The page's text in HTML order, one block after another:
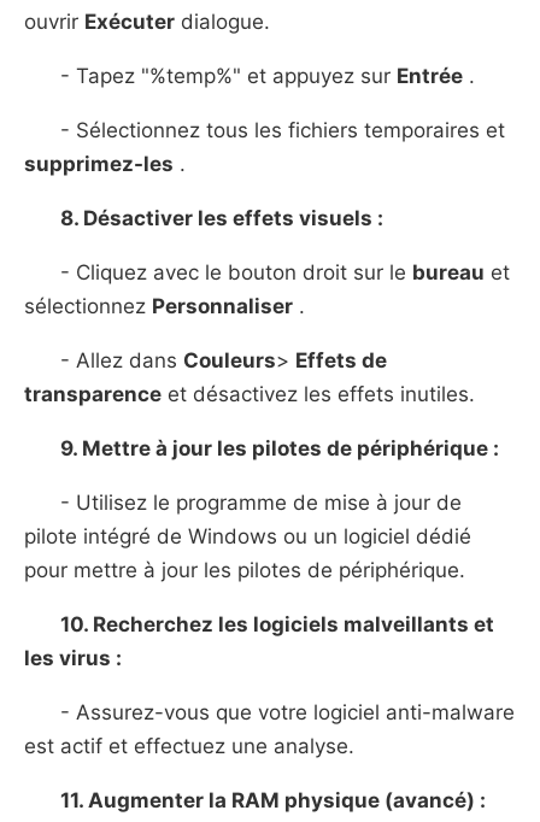
ouvrir Exécuter dialogue.
- Tapez "%temp%" et appuyez sur Entrée .
- Sélectionnez tous les fichiers temporaires et
supprimez-les .
8. Désactiver les effets visuels :
- Cliquez avec le bouton droit sur le bureau et
sélectionnez Personnaliser .
- Allez dans Couleurs> Effets de
transparence et désactivez les effets inutiles.
9. Mettre à jour les pilotes de périphérique :
- Utilisez le programme de mise à jour de
pilote intégré de Windows ou un logiciel dédié
pour mettre à jour les pilotes de périphérique.
10. Recherchez les logiciels malveillants et
les virus :
- Assurez-vous que votre logiciel anti-malware
est actif et effectuez une analyse.
11. Augmenter la RAM physique (avancé) :